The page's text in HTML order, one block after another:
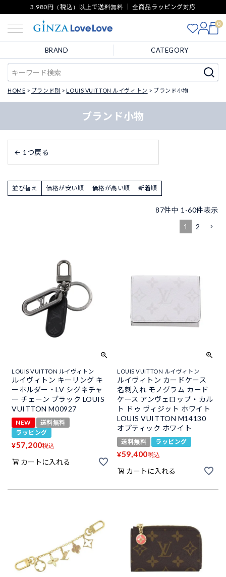
3,980円（税込）以上で送料無料 ｜ 全商品ラッピング対応
0
BRAND CATEGORY
HOME ブランド別 LOUIS VUITTON ルイヴィトン ブランド小物
ブランド小物
← 1つ戻る
並び替え 価格が安い順 価格が高い順 新着順
87件中 1 -60件表示
1
2
LOUIS VUITTON ルイヴィトン
ルイヴィトン キーリング キ
ーホルダー・LV シグネチャ
ー チェーン ブラック LOUIS
VUITTON M00927
NEW
送料無料
ラッピング
¥57,200税込
カートに入れる
LOUIS VUITTON ルイヴィトン
ルイヴィトン カードケース
名刺入れ モノグラム カード
ケース アンヴェロップ・カル
ト ドゥ ヴィジット ホワイト
LOUIS VUITTON M14130
オプティック ホワイト
送料無料 ラッピング
¥59,400税込
カートに入れる